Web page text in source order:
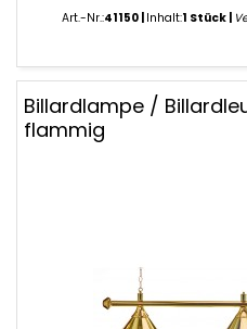
Art.-Nr.:41150 Inhalt:1 Stück
Billardlampe /
flammig